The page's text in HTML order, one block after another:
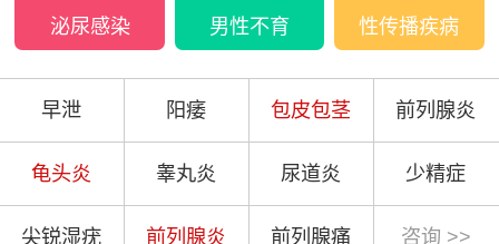
泌尿感染 男性不育 性传播疾病
早泄 阳痿 包皮包茎 前列腺炎
龟头炎 睾丸炎 尿道炎 少精症
尖锐湿疣 前列腺炎 前列腺痛 咨询 >>